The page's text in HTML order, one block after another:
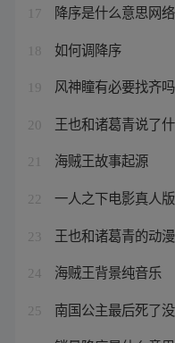
17 降序是什么意思网
18 如何调降序
19 风神瞳有必要找齐吗
20 王也和诸葛青说了
21 海贼王故事起源
22 一人之下电影真人
23 王也和诸葛青的动
24 海贼王背景纯音乐
25 南国公主最后死了